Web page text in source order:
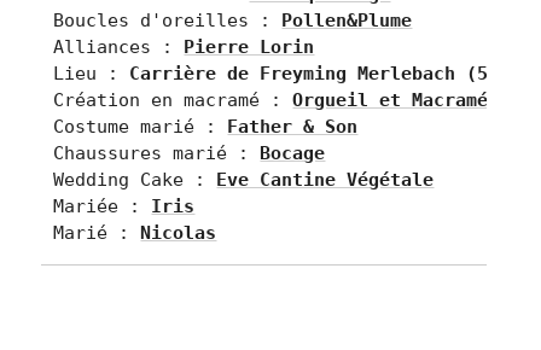
Boucles d'oreilles : Pollen&Plume
Alliances : Pierre Lorin
Lieu : Carrière de Freyming Merlebach (57)
Création en macramé : Orgueil et Macramé
Costume marié : Father & Son
Chaussures marié : Bocage
Wedding Cake : Eve Cantine Végétale
Mariée : Iris
Marié : Nicolas